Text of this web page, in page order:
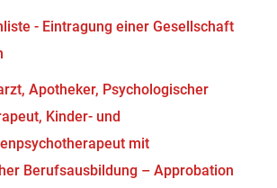
- Eintragung einer Gesellschaft
Apotheker, Psychologischer
Kinder- und
mit
Berufsausbildung – Approbation